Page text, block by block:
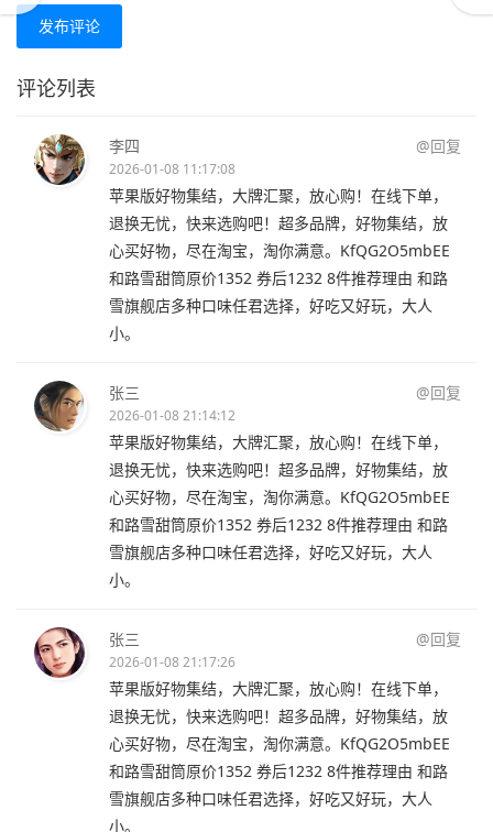
发布评论
评论列表
李四 @回复
2026-01-08 11:17:08
苹果版好物集结，大牌汇聚，放心购！在线下单，
退换无忧，快来选购吧！超多品牌，好物集结，放
心买好物，尽在淘宝，淘你满意。KfQG2O5mbEE
和路雪甜筒原价1352 券后1232 8件推荐理由 和路
雪旗舰店多种口味任君选择，好吃又好玩，大人
小。
张三 @回复
2026-01-08 21:14:12
苹果版好物集结，大牌汇聚，放心购！在线下单，
退换无忧，快来选购吧！超多品牌，好物集结，放
心买好物，尽在淘宝，淘你满意。KfQG2O5mbEE
和路雪甜筒原价1352 券后1232 8件推荐理由 和路
雪旗舰店多种口味任君选择，好吃又好玩，大人
小。
张三 @回复
2026-01-08 21:17:26
苹果版好物集结，大牌汇聚，放心购！在线下单，
退换无忧，快来选购吧！超多品牌，好物集结，放
心买好物，尽在淘宝，淘你满意。KfQG2O5mbEE
和路雪甜筒原价1352 券后1232 8件推荐理由 和路
雪旗舰店多种口味任君选择，好吃又好玩，大人
小。